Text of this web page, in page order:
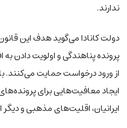
ندارند.
دولت کانادا می‌گوید هدف این
پرونده پناهندگی و اولویت دادن
از ورود درخواست حمایت می‌کنند.
ایجاد معافیت‌هایی برای
ایرانیان، اقلیت‌های مذهبی و